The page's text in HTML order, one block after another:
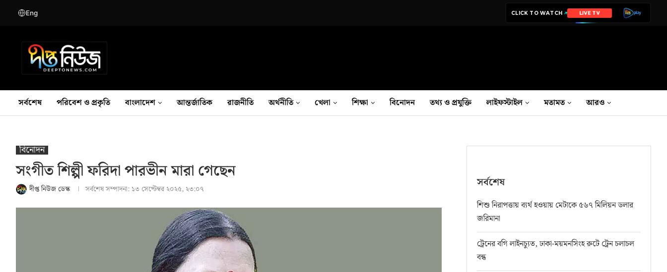
Eng CLICK TO WATCH LIVE TV
সর্বশেষ পরিবেশ ও প্রকৃতি বাংলাদেশ আন্তর্জাতিক রাজনীতি অর্থনীতি খেলা শিক্ষা বিনোদন তথ‍্য ও প্রযুক্তি লাইফস্টাইল মতামত আরও
বিনোদন
সংগীত শিল্পী ফরিদা পারভীন মারা গেছেন
দীপ্ত নিউজ ডেস্ক সর্বশেষ সম্পাদনা: ১৩ সেপ্টেম্বর ২০২৫, ২৩:০৭ সর্বশেষ
শিশু নিরাপত্তায় ব্যর্থ হওয়ায় মেটাকে ৫৬৭ মিলিয়ন ডলার
জরিমানা
ট্রেনের বগি লাইনচ্যুত, ঢাকা-ময়মনসিংহ রুটে ট্রেন চলাচল
বন্ধ